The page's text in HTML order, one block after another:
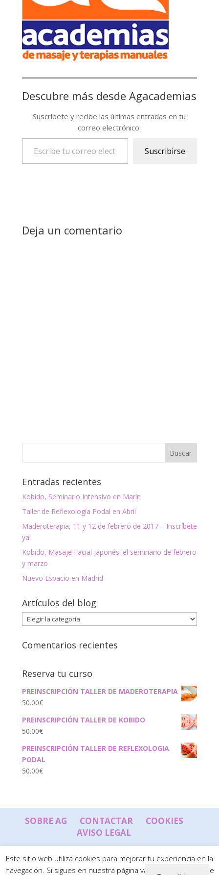
Descubre más desde Agacademias
Suscríbete y recibe las últimas entradas en tu
correo electrónico.
Escribe tu correo electrónico…
Suscribirse
Deja un comentario
Entradas recientes
Kobido, Seminario Intensivo en Marín
Taller de Reflexología Podal en Abril
Maderoterapia, 11 y 12 de febrero de 2017 – Inscríbete
ya!
Kobido, Masaje Facial Japonés: el seminario de febrero
y marzo
Nuevo Espacio en Madrid
Artículos del blog
Artículos
del
blog
Comentarios recientes
Reserva tu curso
PREINSCRIPCIÓN TALLER DE MADEROTERAPIA
50.00€
PREINSCRIPCIÓN TALLER DE KOBIDO
50.00€
PREINSCRIPCIÓN TALLER DE REFLEXOLOGIA
PODAL
50.00€
SOBRE AG CONTACTAR
COOKIES
AVISO LEGAL
Este sitio web utiliza cookies para mejorar tu experiencia en la
navegación. Si sigues en nuestra página vamos a suponer que